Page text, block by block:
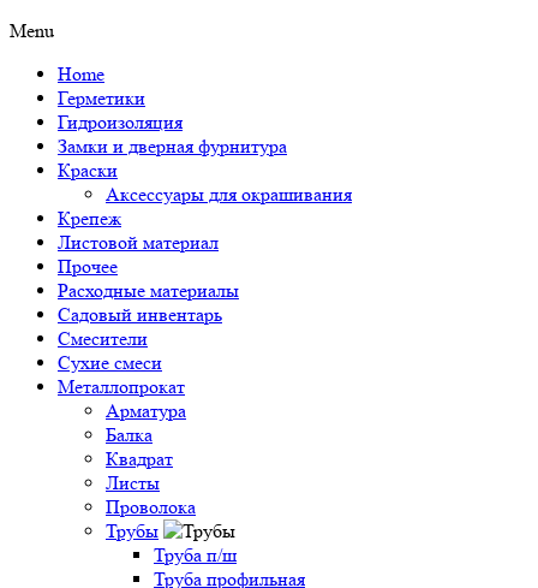
Menu
Home
Герметики
Гидроизоляция
Замки и дверная фурнитура
Краски
Аксессуары для окрашивания
Крепеж
Листовой материал
Прочее
Расходные материалы
Садовый инвентарь
Смесители
Сухие смеси
Металлопрокат
Арматура
Балка
Квадрат
Листы
Проволока
Трубы
Труба п/ш
Труба профильная